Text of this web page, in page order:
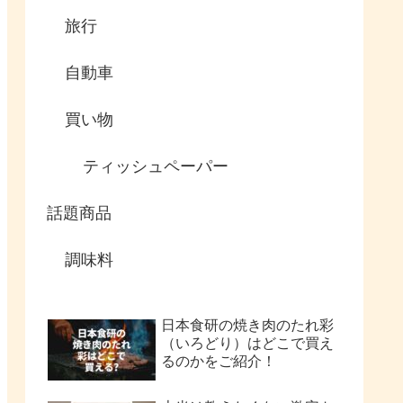
旅行
自動車
買い物
ティッシュペーパー
話題商品
調味料
日本食研の焼き肉のたれ彩
（いろどり）はどこで買え
るのかをご紹介！